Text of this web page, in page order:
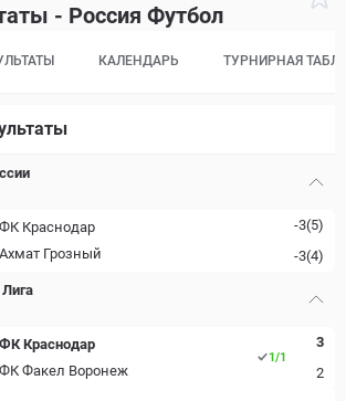
- Россия Футбол
КАЛЕНДАРЬ ТУРНИРНАЯ
ФК Краснодар
Ахмат Грозный
-3(5)
-3(4)
ФК Краснодар
ФК Факел Воронеж
3
2
1/1